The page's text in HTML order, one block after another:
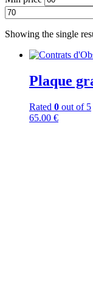
Showing the single
Plaque
Rated 0 out of 5
65.00 €